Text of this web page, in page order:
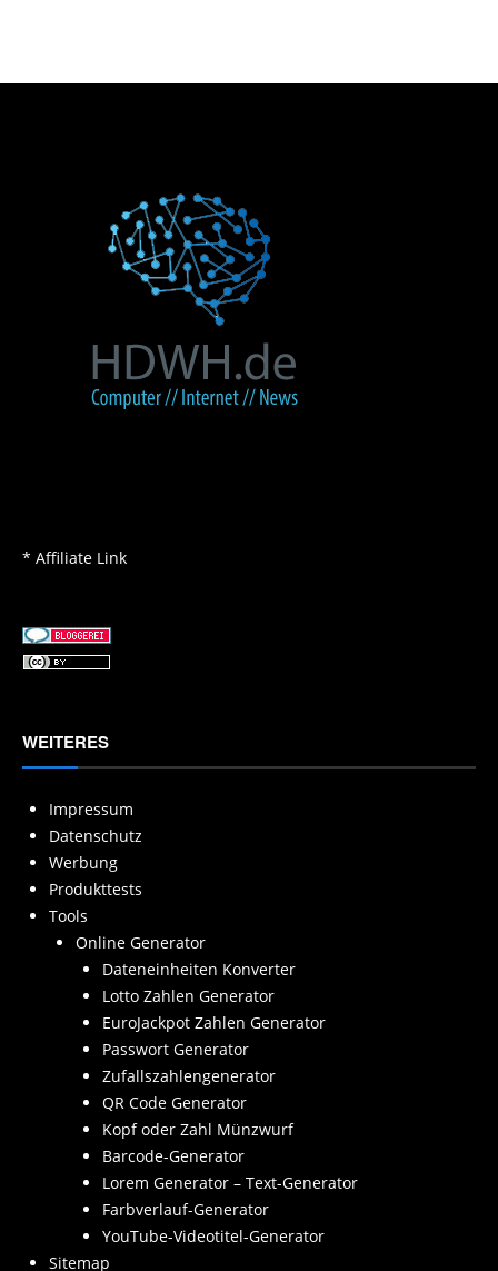
* Affiliate Link
WEITERES
Impressum
Datenschutz
Werbung
Produkttests
Tools
Online Generator
Dateneinheiten Konverter
Lotto Zahlen Generator
EuroJackpot Zahlen Generator
Passwort Generator
Zufallszahlengenerator
QR Code Generator
Kopf oder Zahl Münzwurf
Barcode-Generator
Lorem Generator – Text-Generator
Farbverlauf-Generator
YouTube-Videotitel-Generator
Sitemap